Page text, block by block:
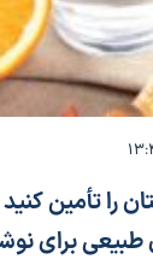
را تأمین
برای